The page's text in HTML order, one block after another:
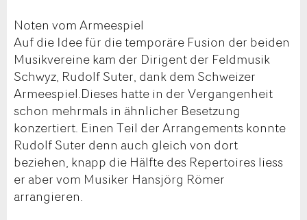
Noten vom Armeespiel
Auf die Idee für die temporäre Fusion der beiden
Musikvereine kam der Dirigent der Feldmusik
Schwyz, Rudolf Suter, dank dem Schweizer
Armeespiel.Dieses hatte in der Vergangenheit
schon mehrmals in ähnlicher Besetzung
konzertiert. Einen Teil der Arrangements konnte
Rudolf Suter denn auch gleich von dort
beziehen, knapp die Hälfte des Repertoires liess
er aber vom Musiker Hansjörg Römer
arrangieren.